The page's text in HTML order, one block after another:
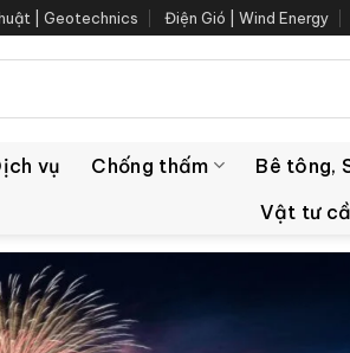
| Geotechnics Điện Gió | Wind Energy
vụ Chống thấm Bê tông,
Vật tư